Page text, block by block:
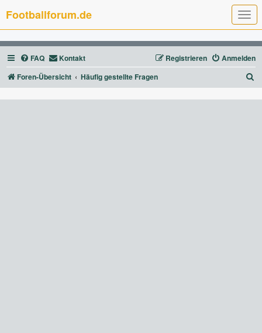
T
o
g
g
l
e
n
a
g
Footballforum.de
FAQ Kontakt Anmelden
Registrieren
Foren-Übersicht
Häufig gestellte Fragen
u